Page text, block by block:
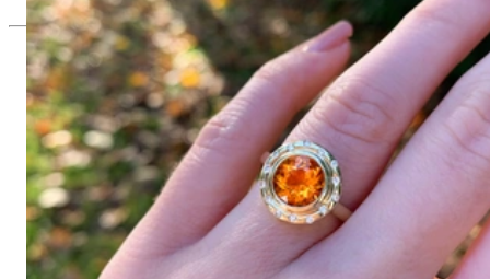
Seit 1995
Exklusiver Schmuck, Leidenschaft für
das Außergewöhnliche
Hochwertiger Schmuck ist vor allem eine Frage des
Vertrauens. Zugleich sollte er so einzigartig sein wie die Frau,
die ihn trägt. Schmuck „von der Stange“ werden Sie daher bei
uns ebenso wenig finden wie Hotlines mit langen
Warteschleifen.